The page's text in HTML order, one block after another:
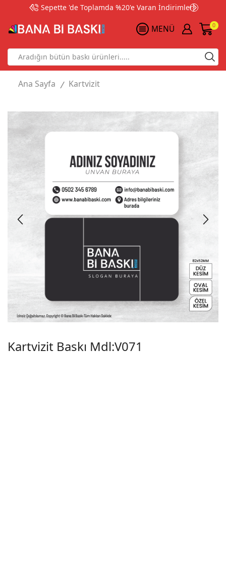
Sepette 'de Toplamda %20'e Varan İndirimler!
MENÜ 0
Search
input
Ana Sayfa / Kartvizit
Kartvizit Baskı Mdl:V071